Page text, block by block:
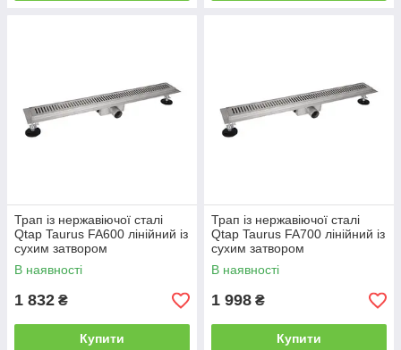
Трап із нержавіючої сталі
Qtap Taurus FA600 лінійний із
сухим затвором
В наявності
1 832 ₴
Купити
Трап із нержавіючої сталі
Qtap Taurus FA700 лінійний із
сухим затвором
В наявності
1 998 ₴
Купити